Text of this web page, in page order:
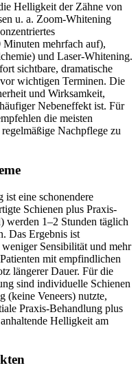
Helligkeit der Zähne von
u. a. Zoom-Whitening
mehrfach auf),
und Laser-Whitening.
sichtbare, dramatische
wichtigen Terminen. Die
und Wirksamkeit,
Nebeneffekt ist. Für
die meisten
Nachpflege zu
eine schonendere
Schienen plus Praxis-
werden 1–2 Stunden täglich
Das Ergebnis ist
Sensibilität und mehr
mit empfindlichen
längerer Dauer. Für die
sind individuelle Schienen
(keine Veneers) nutzte,
Praxis-Behandlung plus
Helligkeit am